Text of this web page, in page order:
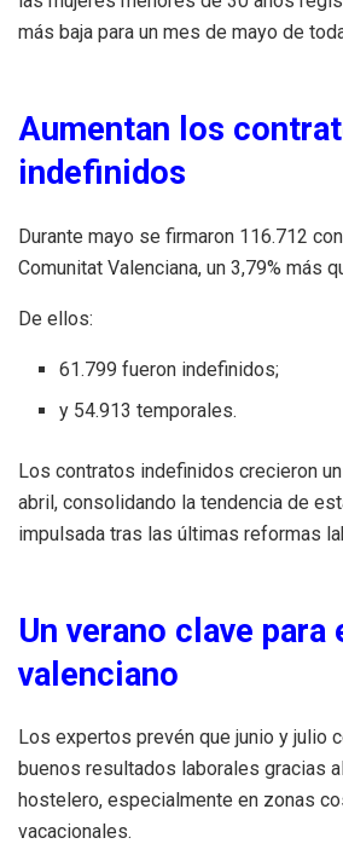
más baja para un mes de mayo de
Aumentan los
indefinidos
Durante mayo se firmaron 116.712
Comunitat Valenciana, un 3,79% más
De ellos:
61.799 fueron indefinidos;
y 54.913 temporales.
Los contratos indefinidos crecieron
abril, consolidando la tendencia de
impulsada tras las últimas reformas
Un verano clave para
valenciano
Los expertos prevén que junio y julio
buenos resultados laborales gracias
hostelero, especialmente en zonas
vacacionales.